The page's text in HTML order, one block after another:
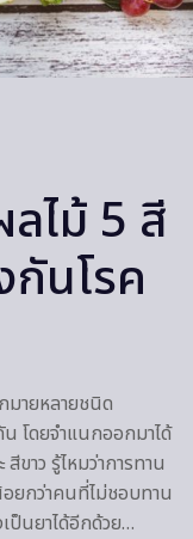
ไม้ 5 สี
นโรค
มายหลายชนิด
โดยจำแนกออกมาได้
ขาว รู้ไหมว่าการทาน
ยกว่าคนที่ไม่ชอบทาน
ป็นยาได้อีกด้วย…